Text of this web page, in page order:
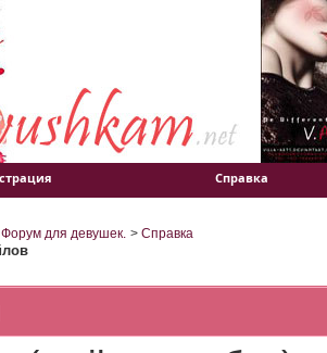
Справка
для девушек. > Справка